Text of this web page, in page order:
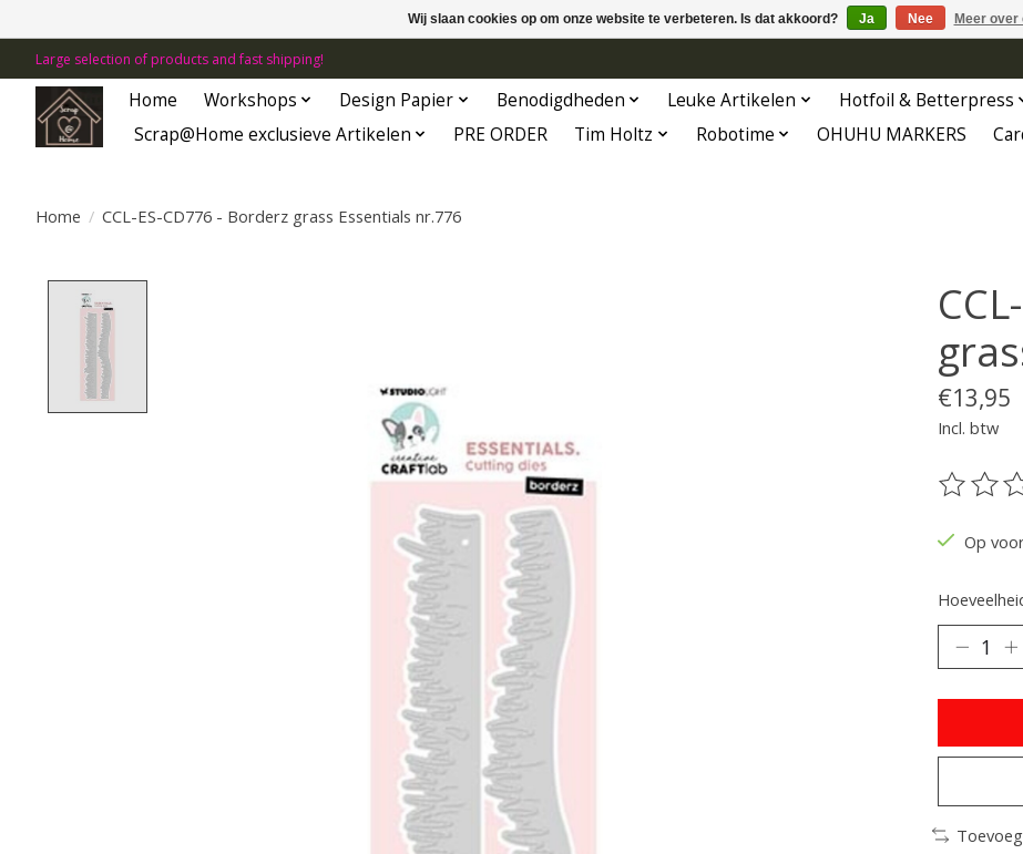
Large selection of products and fast shipping!
Home Workshops Design Papier Benodigdheden Leuke Artikelen Hotfoil & Betterpress
Scrap@Home exclusieve Artikelen
PRE ORDER Tim Holtz Robotime OHUHU MARKERS
Home / CCL-ES-CD776 - Borderz grass Essentials nr.776
€13,95
Incl. btw
De
Op
Wij slaan cookies op om onze website te verbeteren. Is dat akkoord? Ja Nee Meer over